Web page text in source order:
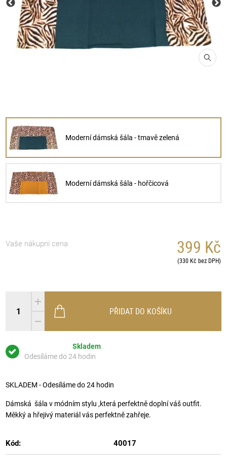
Moderní dámská šála - tmavě zelená
Moderní dámská šála - hořčicová
Vaše nákupní cena 399 Kč
(330 Kč bez DPH)
Skladem
Odesíláme do 24 hodin
PŘIDAT DO KOŠÍKU
SKLADEM - Odesíláme do 24 hodin
Dámská šála v módním stylu ,která perfektně doplní váš outfit.
Měkký a hřejivý materiál vás perfektně zahřeje.
Kód: 40017